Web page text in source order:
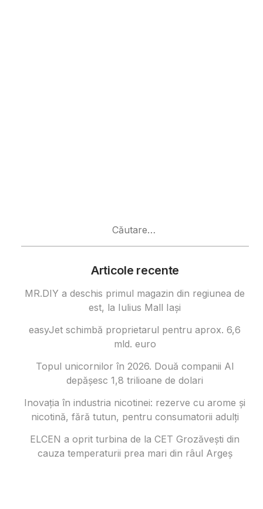
Articole recente
MR.DIY a deschis primul magazin din regiunea de
est, la Iulius Mall Iași
easyJet schimbă proprietarul pentru aprox. 6,6
mld. euro
Topul unicornilor în 2026. Două companii AI
depășesc 1,8 trilioane de dolari
Inovația în industria nicotinei: rezerve cu arome și
nicotină, fără tutun, pentru consumatorii adulți
ELCEN a oprit turbina de la CET Grozăvești din
cauza temperaturii prea mari din râul Argeș